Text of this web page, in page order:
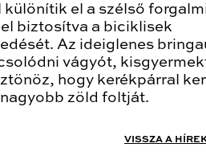
különítik el a szélső
biztosítva a biciklisek
Az ideiglenes
vágyót,
hogy kerékpárral
zöld foltját.
VISSZA A